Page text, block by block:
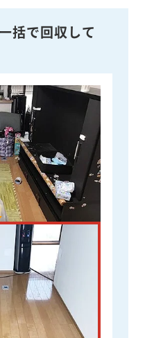
括で回収して